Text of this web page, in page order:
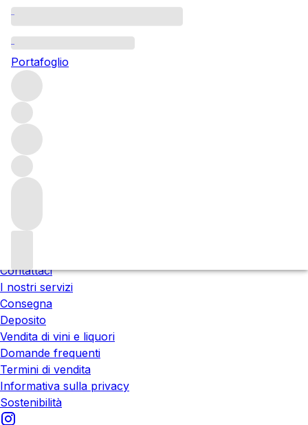
Portafoglio
Attendere prego
Stiamo preparando i tuoi contenuti...
Trustpilot
I prezzi includono l'IVA italiana. L'IVA finale può variare al
checkout in base al Paese di consegna.
Le nostre sedi
Contattaci
I nostri servizi
Consegna
Deposito
Vendita di vini e liquori
Domande frequenti
Termini di vendita
Informativa sulla privacy
Sostenibilità